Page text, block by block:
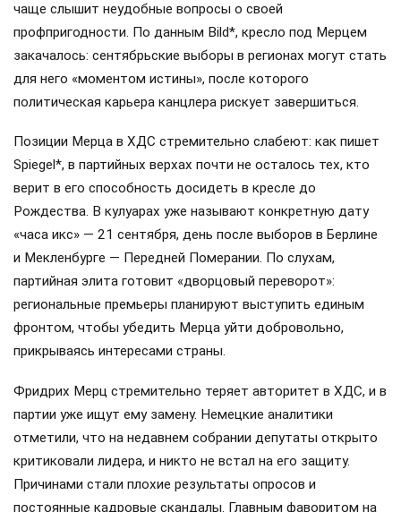
чаще слышит неудобные вопросы о своей
профпригодности. По данным Bild*, кресло под Мерцем
закачалось: сентябрьские выборы в регионах могут стать
для него «моментом истины», после которого
политическая карьера канцлера рискует завершиться.
Позиции Мерца в ХДС стремительно слабеют: как пишет
Spiegel*, в партийных верхах почти не осталось тех, кто
верит в его способность досидеть в кресле до
Рождества. В кулуарах уже называют конкретную дату
«часа икс» — 21 сентября, день после выборов в Берлине
и Мекленбурге — Передней Померании. По слухам,
партийная элита готовит «дворцовый переворот»:
региональные премьеры планируют выступить единым
фронтом, чтобы убедить Мерца уйти добровольно,
прикрываясь интересами страны.
Фридрих Мерц стремительно теряет авторитет в ХДС, и в
партии уже ищут ему замену. Немецкие аналитики
отметили, что на недавнем собрании депутаты открыто
критиковали лидера, и никто не встал на его защиту.
Причинами стали плохие результаты опросов и
постоянные кадровые скандалы. Главным фаворитом на